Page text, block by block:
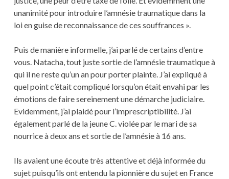
unanimité pour introduire l’amnésie traumatique dans la
loi en guise de reconnaissance de ces souffrances ».
Puis de manière informelle, j’ai parlé de certains d’entre
vous. Natacha, tout juste sortie de l’amnésie traumatique à
qui il ne reste qu’un an pour porter plainte. J’ai expliqué à
quel point c’était compliqué lorsqu’on était envahi par les
émotions de faire sereinement une démarche judiciaire.
Evidemment, j’ai plaidé pour l’imprescriptibilité. J’ai
également parlé de la jeune C. violée par le mari de sa
nourrice à deux ans et sortie de l’amnésie à 16 ans.
Ils avaient une écoute très attentive et déjà informée du
sujet puisqu’ils ont entendu la pionnière du sujet en France